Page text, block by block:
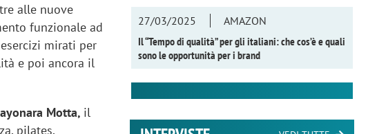
alle nuove
funzionale ad
mirati per
e poi ancora il
Motta, il
pilates,
27/03/2025
AMAZON
Il “Tempo di qualità” per gli italiani: che cos’è e quali
sono le opportunità per i brand